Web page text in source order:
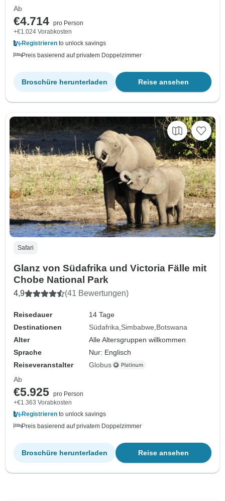
Ab
€4.714 pro Person
+€1.024 Vorabkosten
Registrieren to unlock savings
Preis basierend auf privatem Doppelzimmer
Reise ansehen
Broschüre herunterladen
Safari
Glanz von Südafrika und Victoria Fälle mit
Chobe National Park
4,9 (41 Bewertungen)
Reisedauer
14 Tage
Destinationen
Südafrika Simbabwe Botswana
Alter
Alle Altersgruppen willkommen
Sprache
Nur: Englisch
Reiseveranstalter
Globus
Ab
€5.925 pro Person
+€1.363 Vorabkosten
Registrieren to unlock savings
Preis basierend auf privatem Doppelzimmer
Reise ansehen
Broschüre herunterladen